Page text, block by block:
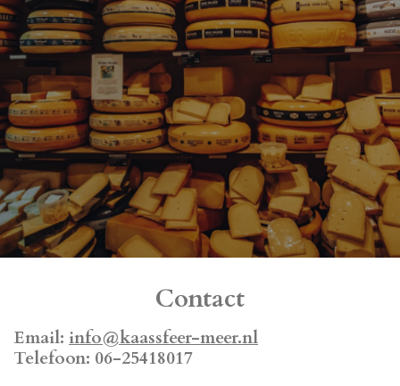
Contact
Email: info@kaassfeer-meer.nl
Telefoon: 06-25418017